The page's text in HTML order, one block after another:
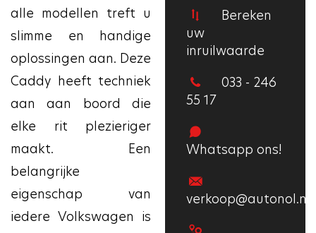
alle modellen treft u
slimme en handige
oplossingen aan. Deze
Caddy heeft techniek
aan aan boord die
elke rit plezieriger
maakt. Een
belangrijke
eigenschap van
iedere Volkswagen is
Bereken
uw
inruilwaarde
033 - 246
55 17
Whatsapp ons!
verkoop@autonol.nl